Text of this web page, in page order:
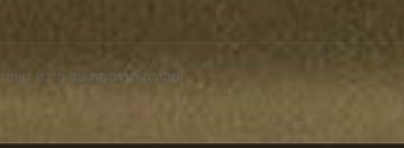
סקירה מבוססת על מידע רשמי